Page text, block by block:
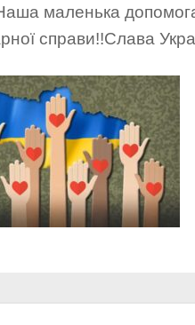
маленька
справи!!Слава